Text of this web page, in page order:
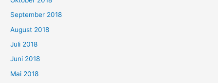
September 2018
August 2018
Juli 2018
Juni 2018
Mai 2018